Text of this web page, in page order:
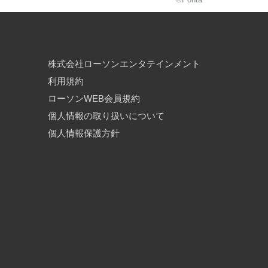
株式会社ローソンエンタテインメント
利用規約
ローソンWEB会員規約
個人情報の取り扱いについて
個人情報保護方針